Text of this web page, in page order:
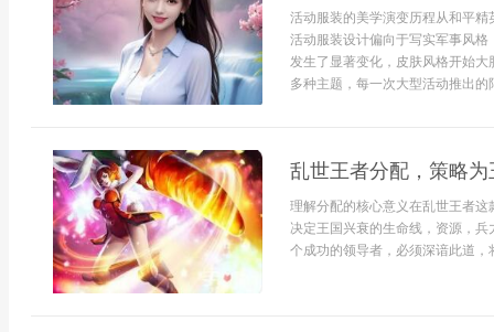
活动服装的美学演变历程从和平
活动服装设计偏向于写实军事风
发生了显著变化，皮肤风格开始
多种主题，每一次大型活动推出的
乱世王者分配，策略
理解分配的核心意义在乱世王者
决定王国兴衰的生命线，资源，
个成功的领导者，必须深谙此道，